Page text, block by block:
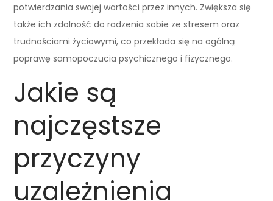
potwierdzania swojej wartości przez innych. Zwiększa się
także ich zdolność do radzenia sobie ze stresem oraz
trudnościami życiowymi, co przekłada się na ogólną
poprawę samopoczucia psychicznego i fizycznego.
Jakie są
najczęstsze
przyczyny
uzależnienia